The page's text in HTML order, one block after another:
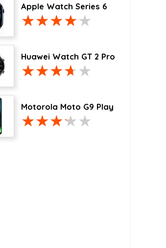
Apple Watch Series 6
Huawei Watch GT 2 Pro
Motorola Moto G9 Play